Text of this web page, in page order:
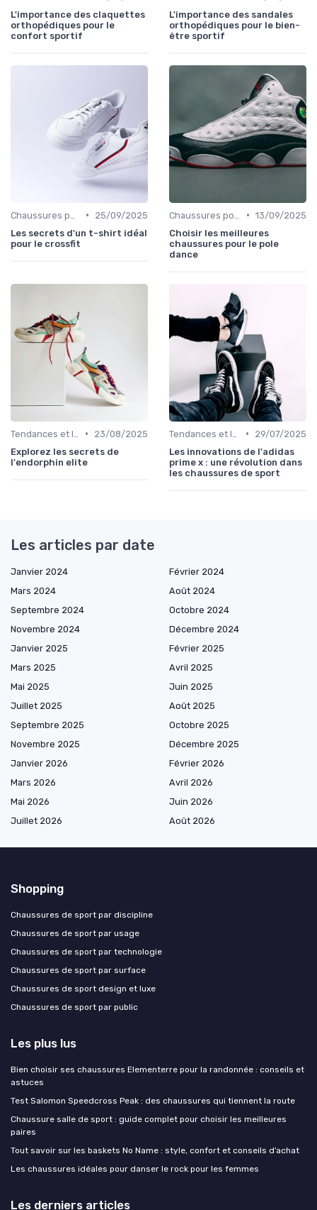
L'importance des claquettes
orthopédiques pour le
confort sportif
L'importance des sandales
orthopédiques pour le bien-
être sportif
•
25/09/2025
Les secrets d'un t-shirt idéal
pour le crossfit
• 13/09/2025
Choisir les meilleures
chaussures pour le pole
dance
•
23/08/2025
Explorez les secrets de
l'endorphin elite
•
29/07/2025
Les innovations de l'adidas
prime x : une révolution dans
les chaussures de sport
Les articles par date
Janvier 2024
Février 2024
Mars 2024
Août 2024
Septembre 2024
Octobre 2024
Novembre 2024
Décembre 2024
Janvier 2025
Février 2025
Mars 2025
Avril 2025
Mai 2025
Juin 2025
Juillet 2025
Août 2025
Septembre 2025
Octobre 2025
Novembre 2025
Décembre 2025
Janvier 2026
Février 2026
Mars 2026
Avril 2026
Mai 2026
Juin 2026
Juillet 2026
Août 2026
Shopping
Chaussures de sport par discipline
Chaussures de sport par usage
Chaussures de sport par technologie
Chaussures de sport par surface
Chaussures de sport design et luxe
Chaussures de sport par public
Les plus lus
Bien choisir ses chaussures Elementerre pour la randonnée : conseils et
astuces
Test Salomon Speedcross Peak : des chaussures qui tiennent la route
Chaussure salle de sport : guide complet pour choisir les meilleures
paires
Tout savoir sur les baskets No Name : style, confort et conseils d’achat
Les chaussures idéales pour danser le rock pour les femmes
Les derniers articles